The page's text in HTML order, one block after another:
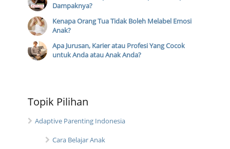
Dampaknya?
Kenapa Orang Tua Tidak Boleh Melabel Emosi
Anak?
Apa Jurusan, Karier atau Profesi Yang Cocok
untuk Anda atau Anak Anda?
Topik Pilihan
Adaptive Parenting Indonesia
Cara Belajar Anak